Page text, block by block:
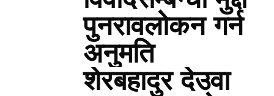
पुनरावलोकन गर्न
अनुमति
शेरबहादुर देउवा